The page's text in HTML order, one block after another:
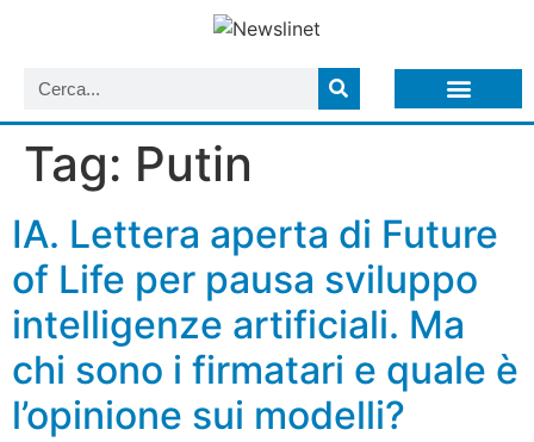
Tag: Putin
IA. Lettera aperta di Future
of Life per pausa sviluppo
intelligenze artificiali. Ma
chi sono i firmatari e quale è
l’opinione sui modelli?